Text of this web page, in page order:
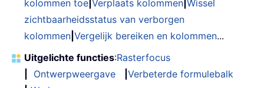
kolommen toe Verplaats kolommen Wissel
zichtbaarheidsstatus van verborgen
kolommen Vergelijk bereiken en kolommen...
Uitgelichte functies:Rasterfocus
Ontwerpweergave
Verbeterde formulebalk